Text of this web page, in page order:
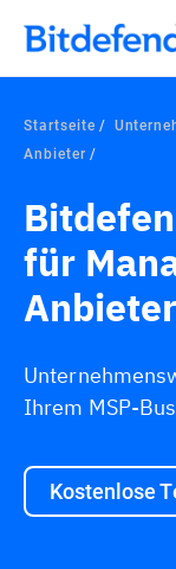
Startseite
Anbieter
für
Anbieter
Ihrem MSP-
Kostenlose